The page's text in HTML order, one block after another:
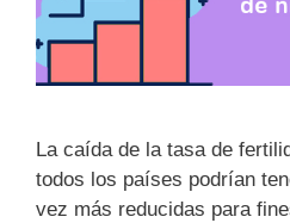
La caída de la tasa de
todos los países podrían
vez más reducidas para